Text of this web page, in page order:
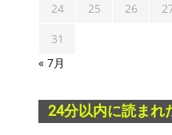
24
25 26
31
« 7月
24分以内に読まれ